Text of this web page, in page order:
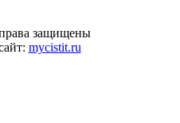
защищены
mycistit.ru